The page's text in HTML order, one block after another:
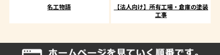
名工物語
【法人向け】所有工場・倉庫の塗装
工事